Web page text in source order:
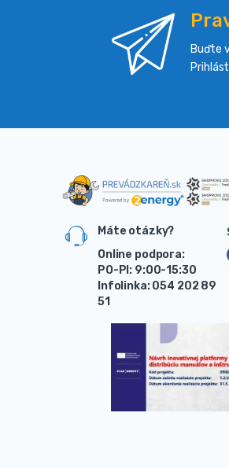
Buďte
Máte otázky?
Online podpora:
PO-PI: 9:00-15:30
Infolinka: 054 202 89
51